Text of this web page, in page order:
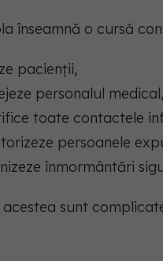
înseamnă o cursă
pacienții,
personalul medical,
toate contactele
persoanele
înmormântări
acestea sunt